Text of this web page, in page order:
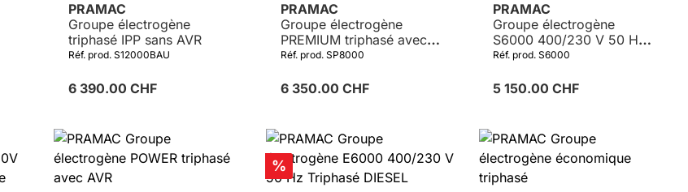
PRAMAC
Groupe électrogène
triphasé IPP sans AVR
Réf. prod. S12000BAU
6 390.00 CHF
PRAMAC
Groupe électrogène
PREMIUM triphasé avec
AVR
Réf. prod. SP8000
6 350.00 CHF
PRAMAC
Groupe électrogène
S6000 400/230 V 50 Hz
Triphasé DIESEL
Réf. prod. S6000
5 150.00 CHF
Détails
Réduction
%